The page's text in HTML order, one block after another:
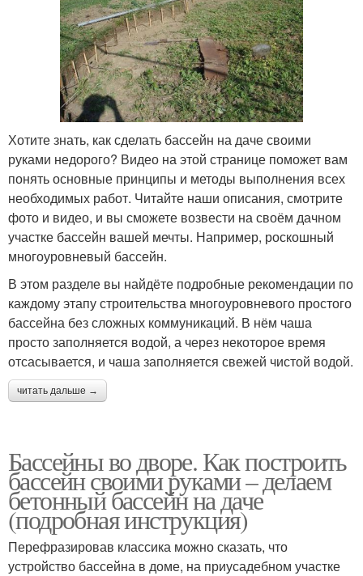
Хотите знать, как сделать бассейн на даче своими
руками недорого? Видео на этой странице поможет вам
понять основные принципы и методы выполнения всех
необходимых работ. Читайте наши описания, смотрите
фото и видео, и вы сможете возвести на своём дачном
участке бассейн вашей мечты. Например, роскошный
многоуровневый бассейн.
В этом разделе вы найдёте подробные рекомендации по
каждому этапу строительства многоуровневого простого
бассейна без сложных коммуникаций. В нём чаша
просто заполняется водой, а через некоторое время
отсасывается, и чаша заполняется свежей чистой водой.
читать дальше →
Бассейны во дворе. Как построить
бассейн своими руками – делаем
бетонный бассейн на даче
(подробная инструкция)
Перефразировав классика можно сказать, что
устройство бассейна в доме, на приусадебном участке